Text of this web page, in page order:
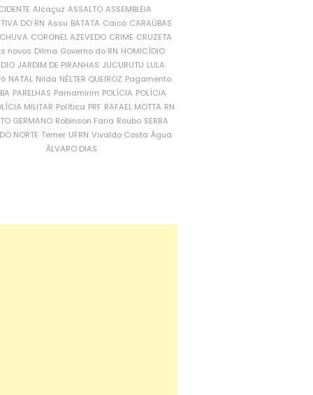
Alcaçuz ASSALTO ASSEMBLEIA
DO RN Assu BATATA Caicó CARAÚBAS
CORONEL AZEVEDO CRIME CRUZETA
novos Dilma Governo do RN HOMICÍDIO
JARDIM DE PIRANHAS JUCURUTU LULA
NATAL Nilda NÉLTER QUEIROZ Pagamento
PARELHAS Parnamirim POLÍCIA POLÍCIA
MILITAR Política PRF RAFAEL MOTTA RN
GERMANO Robinson Faria Roubo SERRA
NORTE Temer UFRN Vivaldo Costa Água
ÁLVARO DIAS